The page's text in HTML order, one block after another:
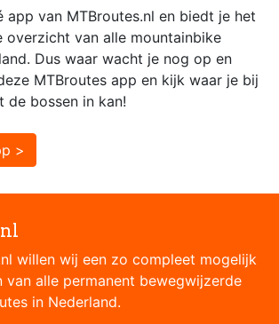
app van MTBroutes.nl en biedt je het
overzicht van alle mountainbike
Dus waar wacht je nog op en
MTBroutes app en kijk waar je bij
de bossen in kan!
>
willen wij een zo compleet mogelijk
van alle permanent bewegwijzerde
in Nederland.